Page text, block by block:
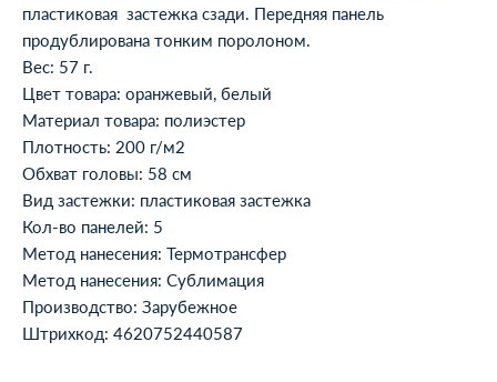
пластиковая застежка сзади. Передняя панель
продублирована тонким поролоном.
Вес: 57 г.
Цвет товара: оранжевый, белый
Материал товара: полиэстер
Плотность: 200 г/м2
Обхват головы: 58 см
Вид застежки: пластиковая застежка
Кол-во панелей: 5
Метод нанесения: Термотрансфер
Метод нанесения: Сублимация
Производство: Зарубежное
Штрихкод: 4620752440587